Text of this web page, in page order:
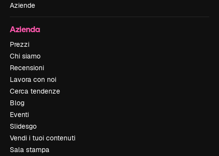
Aziende
Azienda
Prezzi
Chi siamo
Recensioni
Lavora con noi
Cerca tendenze
Blog
Eventi
Slidesgo
Vendi i tuoi contenuti
Sala stampa